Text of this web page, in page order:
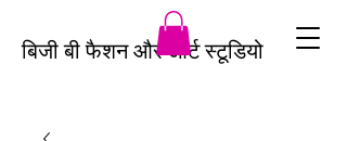
बिजी बी फैशन और आर्ट स्टूडियो